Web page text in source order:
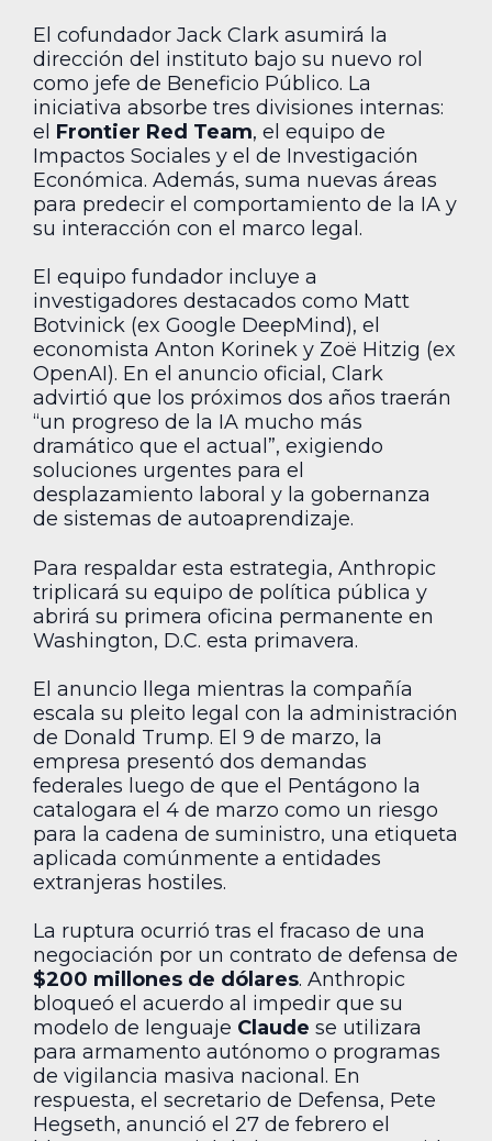
El cofundador Jack Clark asumirá la
dirección del instituto bajo su nuevo rol
como jefe de Beneficio Público. La
iniciativa absorbe tres divisiones internas:
el Frontier Red Team, el equipo de
Impactos Sociales y el de Investigación
Económica. Además, suma nuevas áreas
para predecir el comportamiento de la IA y
su interacción con el marco legal.
El equipo fundador incluye a
investigadores destacados como Matt
Botvinick (ex Google DeepMind), el
economista Anton Korinek y Zoë Hitzig (ex
OpenAI). En el anuncio oficial, Clark
advirtió que los próximos dos años traerán
“un progreso de la IA mucho más
dramático que el actual”, exigiendo
soluciones urgentes para el
desplazamiento laboral y la gobernanza
de sistemas de autoaprendizaje.
Para respaldar esta estrategia, Anthropic
triplicará su equipo de política pública y
abrirá su primera oficina permanente en
Washington, D.C. esta primavera.
El anuncio llega mientras la compañía
escala su pleito legal con la administración
de Donald Trump. El 9 de marzo, la
empresa presentó dos demandas
federales luego de que el Pentágono la
catalogara el 4 de marzo como un riesgo
para la cadena de suministro, una etiqueta
aplicada comúnmente a entidades
extranjeras hostiles.
La ruptura ocurrió tras el fracaso de una
negociación por un contrato de defensa de
$200 millones de dólares. Anthropic
bloqueó el acuerdo al impedir que su
modelo de lenguaje Claude se utilizara
para armamento autónomo o programas
de vigilancia masiva nacional. En
respuesta, el secretario de Defensa, Pete
Hegseth, anunció el 27 de febrero el